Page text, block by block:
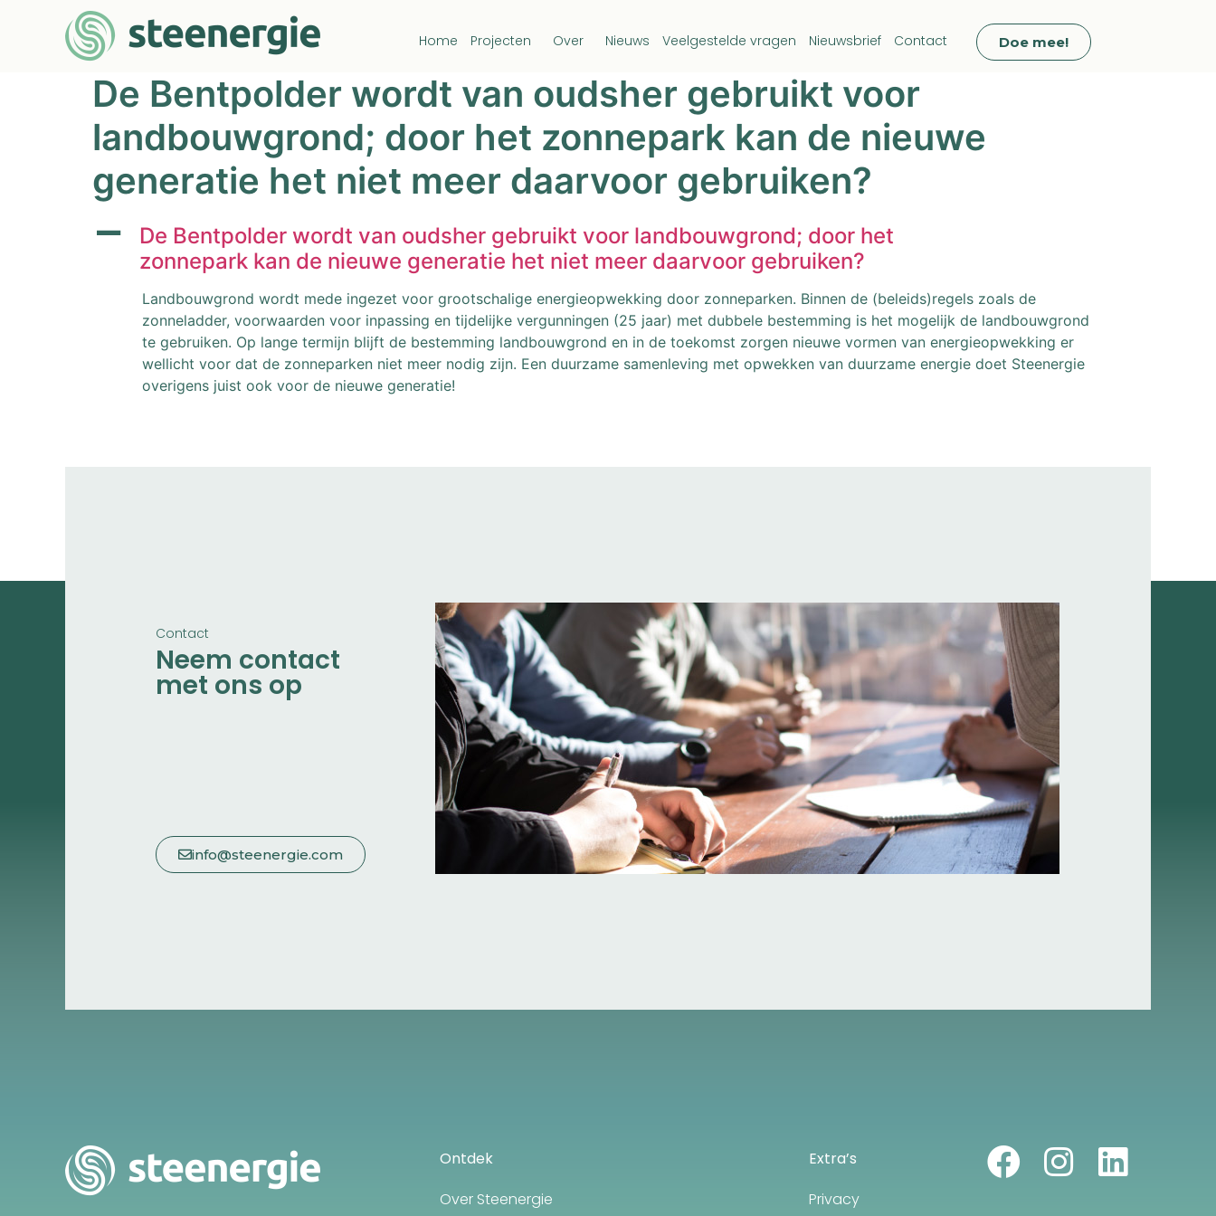
Home Projecten Over Nieuws Veelgestelde vragen Nieuwsbrief Contact Doe mee!
De Bentpolder wordt van oudsher gebruikt voor
landbouwgrond; door het zonnepark kan de nieuwe
generatie het niet meer daarvoor gebruiken?
A
De Bentpolder wordt van oudsher gebruikt voor landbouwgrond; door het
zonnepark kan de nieuwe generatie het niet meer daarvoor gebruiken?
Landbouwgrond wordt mede ingezet voor grootschalige energieopwekking door zonneparken. Binnen de (beleids)regels zoals de
zonneladder, voorwaarden voor inpassing en tijdelijke vergunningen (25 jaar) met dubbele bestemming is het mogelijk de landbouwgrond
te gebruiken. Op lange termijn blijft de bestemming landbouwgrond en in de toekomst zorgen nieuwe vormen van energieopwekking er
wellicht voor dat de zonneparken niet meer nodig zijn. Een duurzame samenleving met opwekken van duurzame energie doet Steenergie
overigens juist ook voor de nieuwe generatie!
Contact
Neem contact
met ons op
info@steenergie.com
Ontdek
Over Steenergie
Extra’s
Privacy